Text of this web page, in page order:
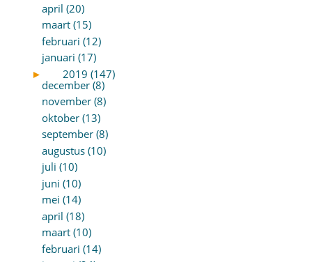
april (20)
maart (15)
februari (12)
januari (17)
►
2019 (147)
december (8)
november (8)
oktober (13)
september (8)
augustus (10)
juli (10)
juni (10)
mei (14)
april (18)
maart (10)
februari (14)